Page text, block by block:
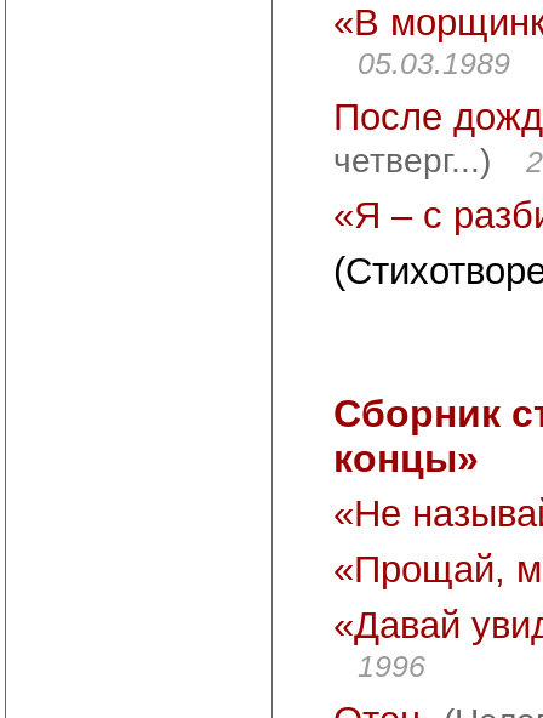
«В
05.03.1989
После
четверг...)
«Я – с
Сборник
концы»
«Не
«Прощай,
«Давай
1996